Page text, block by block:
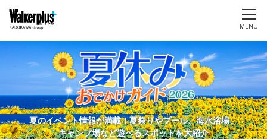
MENU
夏のイベント情報が満載！夏祭りやプール、海水浴場、
キャンプ場など遊べるスポットを大紹介